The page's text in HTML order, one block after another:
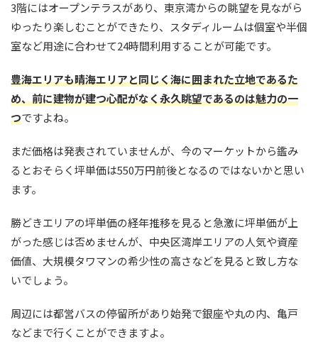
3階にはオープンテラスがあり、東京湾からの眺望を見ながら
ゆったり楽しむことができたり、スタディルームは個室や半個
室など用途に合わせて24時間利用することが可能です。
豊海エリアも晴海エリアと同じく海に囲まれた立地であるた
め、前に建物が建つ心配がなく永久眺望であるのは魅力の一
つですよね。
まだ価格は発表されていませんが、今のマーケットから鑑み
るとおそらく坪単価は550万円前後となるのではないかと思い
ます。
勝どきエリアの坪単価の経年推移を見ると急激に坪単価が上
がった感じは否めませんが、中央区湾岸エリアの人気や資産
価値、大規模タワマンの希少性の高さなどを見ると致し方な
いでしょう。
周辺には都営バスの停留所があり始発で銀座や丸の内、亀戸
などまで行くことができますよ。